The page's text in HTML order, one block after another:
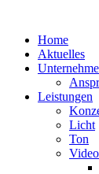
Home
Aktuelles
Leistungen
Licht
Ton
Video